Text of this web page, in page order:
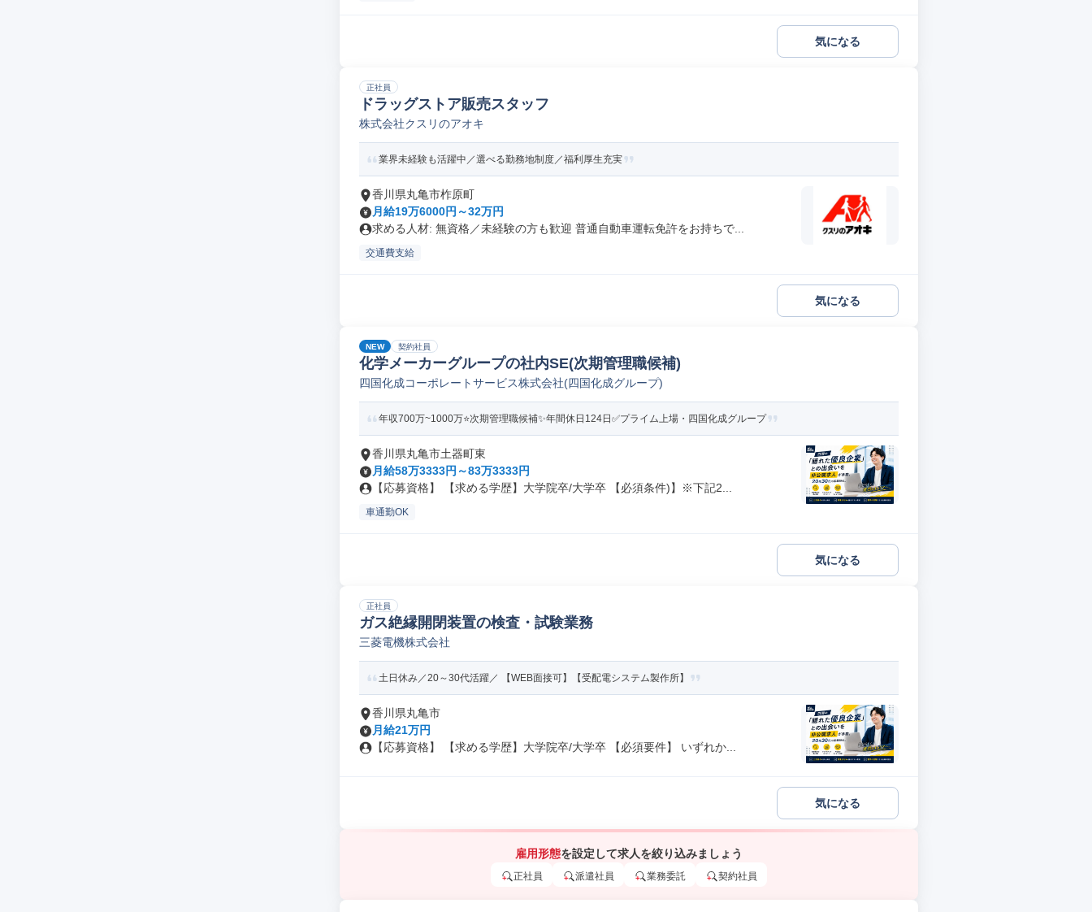
気になる
正社員
ドラッグストア販売スタッフ
株式会社クスリのアオキ
業界未経験も活躍中／選べる勤務地制度／福利厚生充実
香川県丸亀市柞原町
月給19万6000円～32万円
求める人材: 無資格／未経験の方も歓迎 普通自動車運転免許をお持ちで...
交通費支給
気になる
NEW 契約社員
化学メーカーグループの社内SE(次期管理職候補)
四国化成コーポレートサービス株式会社(四国化成グループ)
年収700万~1000万⭐次期管理職候補✨年間休日124日✅プライム上場・四国化成グループ
香川県丸亀市土器町東
月給58万3333円～83万3333円
【応募資格】 【求める学歴】大学院卒/大学卒 【必須条件)】※下記2...
車通勤OK
気になる
正社員
ガス絶縁開閉装置の検査・試験業務
三菱電機株式会社
土日休み／20～30代活躍／ 【WEB面接可】【受配電システム製作所】
香川県丸亀市
月給21万円
【応募資格】 【求める学歴】大学院卒/大学卒 【必須要件】 いずれか...
気になる
雇用形態を設定して求人を絞り込みましょう
正社員 派遣社員 業務委託 契約社員